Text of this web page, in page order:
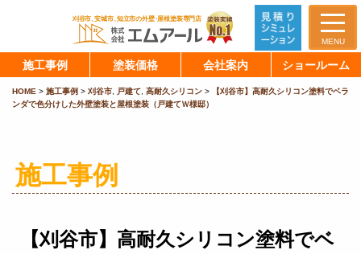
MENU
施工事例 塗装価格 会社案内 ショールーム
HOME > 施工事例 > 刈谷市, 戸建て, 高耐久シリコン >
【刈谷市】高耐久シリコン塗料でベラ
ンダで色分けした外壁塗装と屋根塗装（戸建てＷ様邸）
施工事例
【刈谷市】高耐久シリコン塗料でベ